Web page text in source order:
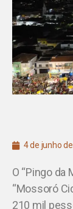
4 de junho
O “Pingo da
“Mossoró
210 mil